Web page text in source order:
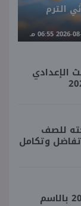
الترم
الإعدادي
للصف
الثالث الثانوي 2027 pdf تفاضل وتكامل
معرفة نتيجة 3 ثانوي 2026 بالاسم